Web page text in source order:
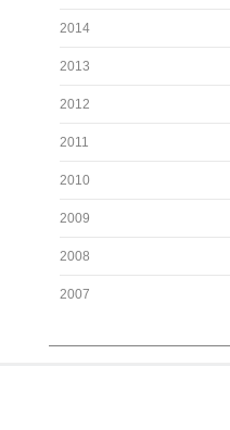
2014
2013
2012
2011
2010
2009
2008
2007